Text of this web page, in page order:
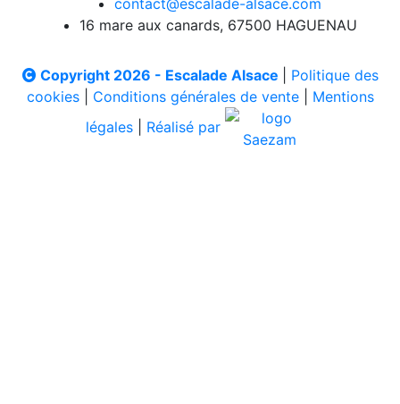
contact@escalade-alsace.com
16 mare aux canards, 67500 HAGUENAU
Copyright 2026 - Escalade Alsace
Politique des
cookies| Conditions générales de vente| Mentions
légales
Réalisé par